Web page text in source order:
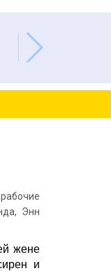
Энн
жене
и